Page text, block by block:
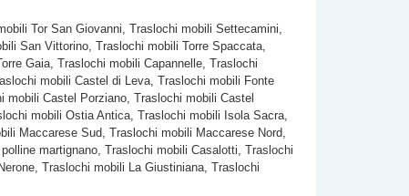
Tor San Giovanni, Traslochi mobili Settecamini,
San Vittorino, Traslochi mobili Torre Spaccata,
Gaia, Traslochi mobili Capannelle, Traslochi
mobili Castel di Leva, Traslochi mobili Fonte
Castel Porziano, Traslochi mobili Castel
mobili Ostia Antica, Traslochi mobili Isola Sacra,
Maccarese Sud, Traslochi mobili Maccarese Nord,
martignano, Traslochi mobili Casalotti, Traslochi
Traslochi mobili La Giustiniana, Traslochi